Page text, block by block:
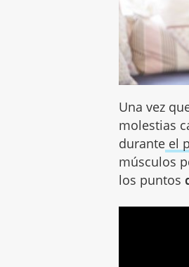
Una vez
molestias
durante el
músculos
los puntos